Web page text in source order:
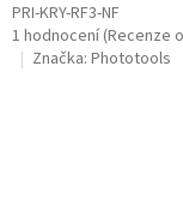
PRI-KRY-RF3-NF
Průměrné
hodnocení
1 hodnocení(Recenze
Značka: Phototools